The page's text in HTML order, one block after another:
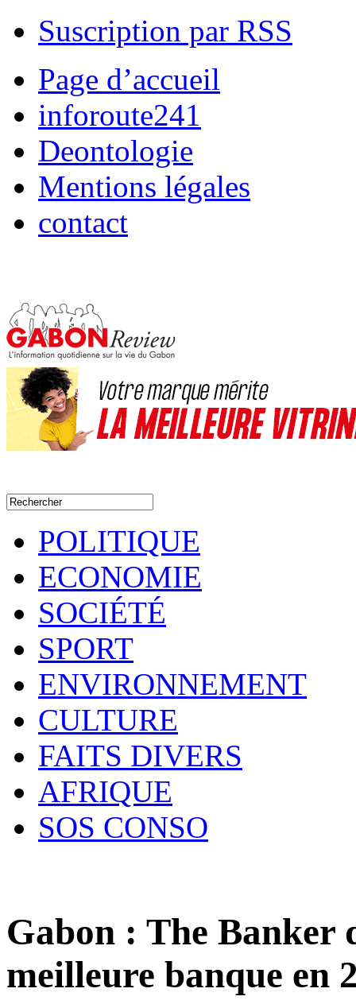
Suscription par RSS
Page d’accueil
inforoute241
Deontologie
Mentions légales
contact
POLITIQUE
ECONOMIE
SOCIÉTÉ
SPORT
ENVIRONNEMENT
CULTURE
FAITS DIVERS
AFRIQUE
SOS CONSO
Gabon : The Banker
meilleure banque en